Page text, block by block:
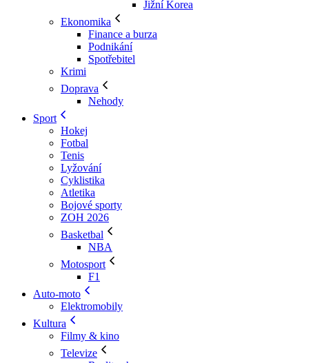
Jižní Korea
Ekonomika
Finance a burza
Podnikání
Spotřebitel
Krimi
Doprava
Nehody
Sport
Hokej
Fotbal
Tenis
Lyžování
Cyklistika
Atletika
Bojové sporty
ZOH 2026
Basketbal
NBA
Motosport
F1
Auto-moto
Elektromobily
Kultura
Filmy & kino
Televize